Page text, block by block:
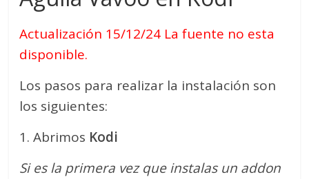
Actualización 15/12/24 La fuente no esta
disponible.
Los pasos para realizar la instalación son
los siguientes:
1. Abrimos Kodi
Si es la primera vez que instalas un addon